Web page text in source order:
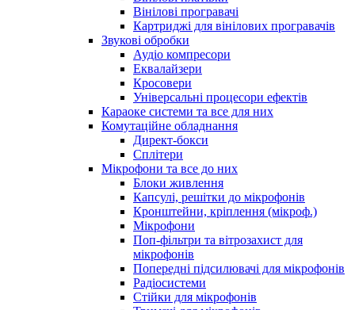
Вінілові програвачі
Картриджі для вінілових програвачів
Звукові обробки
Аудіо компресори
Еквалайзери
Кросовери
Універсальні процесори ефектів
Караоке системи та все для них
Комутаційне обладнання
Директ-бокси
Сплітери
Мікрофони та все до них
Блоки живлення
Капсулі, решітки до мікрофонів
Кронштейни, кріплення (мікроф.)
Мікрофони
Поп-фільтри та вітрозахист для
мікрофонів
Попередні підсилювачі для мікрофонів
Радіосистеми
Стійки для мікрофонів